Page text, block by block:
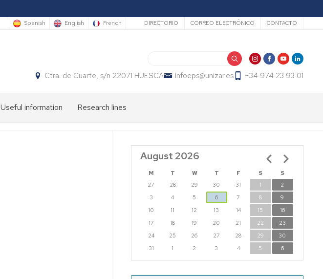
Spanish English French Secundario
DIRECTORIO CORREO ELECTRÓNICO CONTACTO
Ctra. de Cuarte, s/n 22071 HUESCA infoeps@unizar.es +34 974 23 93 01
Useful information Research lines
August 2026
M T W T F S
S
27
28 29 30 31 1
2
3
4 5 6 7 8
9
10
11 12 13 14 15
16
17
18 19 20 21 22
23
24
25 26 27 28 29
30
31
1 2 3 4 5 6
Pagination